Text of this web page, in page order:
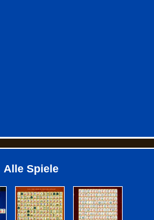
Alle Spiele